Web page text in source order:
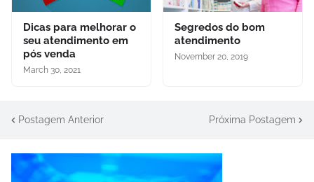
Dicas para melhorar o
seu atendimento em
pós venda
March 30, 2021
Segredos do bom
atendimento
November 20, 2019
Postagem Anterior Próxima Postagem